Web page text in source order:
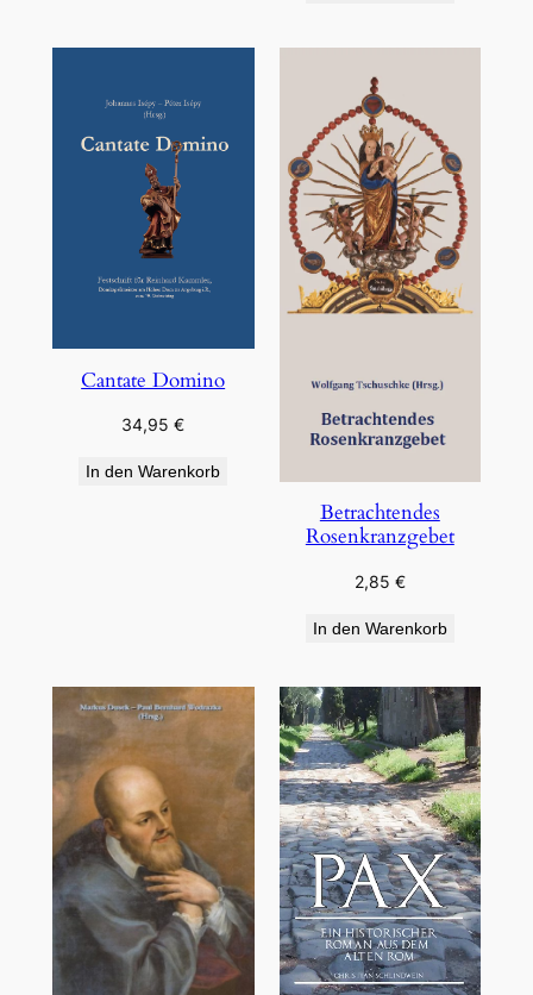
Cantate Domino
34,95€
In den Warenkorb
Betrachtendes
Rosenkranzgebet
2,85 €
In den Warenkorb